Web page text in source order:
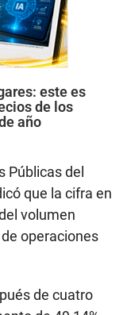
este es
de los
año
Públicas del
que la cifra en
volumen
operaciones
de cuatro